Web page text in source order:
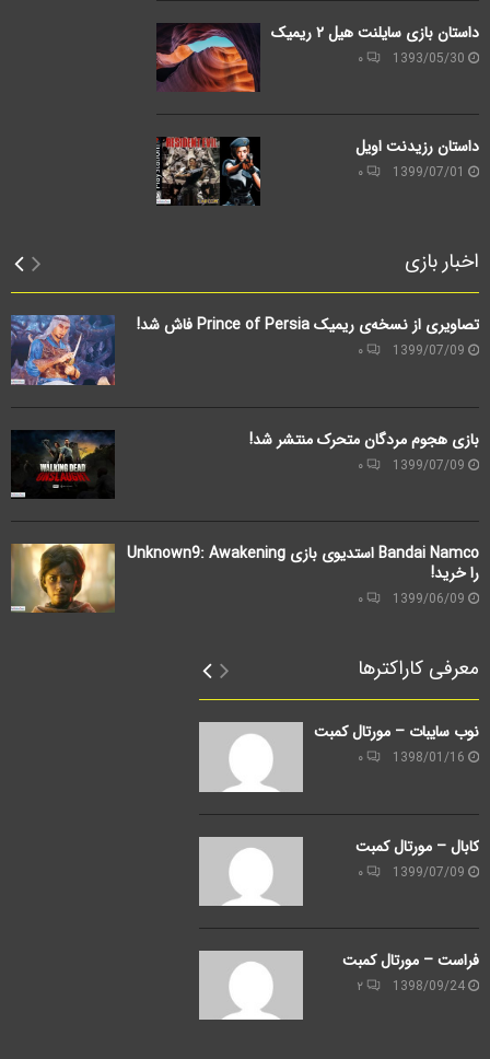
داستان بازی سایلنت هیل ۲ ریمیک
1393/05/30 ۰
داستان رزیدنت اویل
1399/07/01 ۰
اخبار بازی
تصاویری از نسخه‌ی ریمیک Prince of Persia فاش شد!
1399/07/09 ۰
بازی هجوم مردگان متحرک منتشر شد!
1399/07/09 ۰
Bandai Namco استدیوی بازی Unknown9: Awakening
را خرید!
1399/06/09 ۰
معرفی کاراکترها
نوب سایبات – مورتال کمبت
1398/01/16 ۰
کابال – مورتال کمبت
1399/07/09 ۰
فراست – مورتال کمبت
1398/09/24 ۲